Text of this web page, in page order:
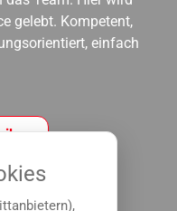
gelebt. Kompetent,
einfach